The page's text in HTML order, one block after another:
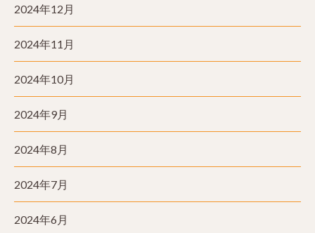
2024年12月
2024年11月
2024年10月
2024年9月
2024年8月
2024年7月
2024年6月